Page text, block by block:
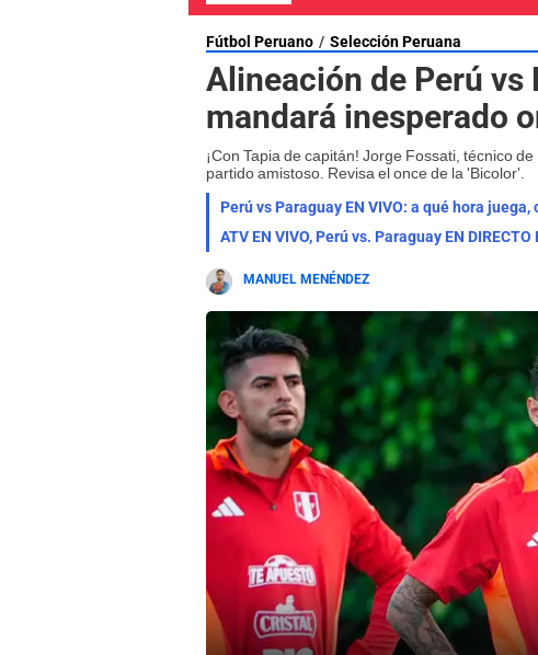
Fútbol Peruano Selección Peruana
Alineación de Perú vs
mandará inesperado
¡Con Tapia de capitán! Jorge Fossati, técnico
partido amistoso. Revisa el once de la 'Bicolor'.
Perú vs Paraguay EN VIVO: a qué hora
ATV EN VIVO, Perú vs. Paraguay EN
MANUEL MENÉNDEZ